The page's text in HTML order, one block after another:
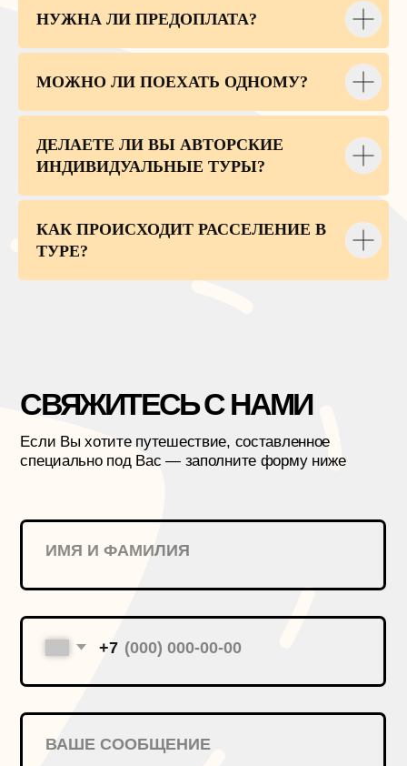
НУЖНА ЛИ ПРЕДОПЛАТА?
МОЖНО ЛИ ПОЕХАТЬ ОДНОМУ?
ДЕЛАЕТЕ ЛИ ВЫ АВТОРСКИЕ
ИНДИВИДУАЛЬНЫЕ ТУРЫ?
КАК ПРОИСХОДИТ РАССЕЛЕНИЕ В
ТУРЕ?